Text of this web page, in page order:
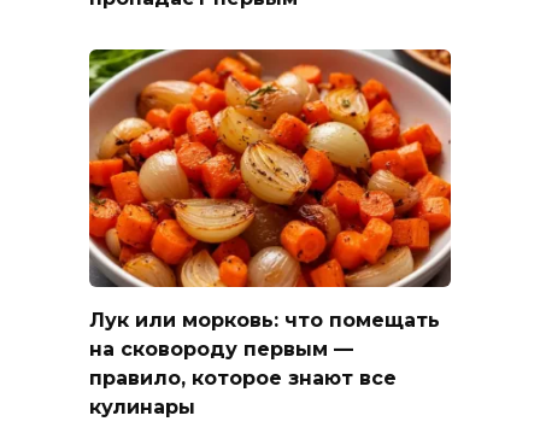
Лук или морковь: что помещать
на сковороду первым —
правило, которое знают все
кулинары